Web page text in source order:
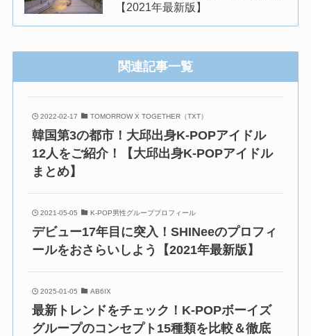
【2021年最新版】
関連記事一覧
2022-02-17 TOMORROW X TOGETHER（TXT）
韓国第3の都市！大邱出身K-POPアイドル
12人をご紹介！【大邱出身K-POPアイドル
まとめ】
2021-05-05 K-POP男性グループプロフィール
デビュー17年目に突入！SHINeeのプロフィ
ールをおさらいしよう【2021年最新版】
2025-01-05 AB6IX
最新トレンドをチェック！K-POPボーイズ
グループのコンセプト15種類を比較＆徹底